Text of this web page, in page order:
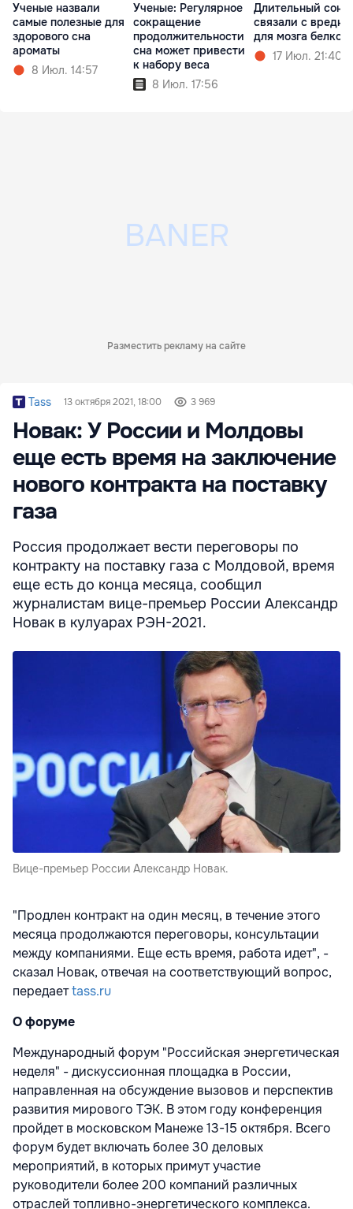
Ученые назвали
самые полезные для
здорового сна
ароматы
8 Июл. 14:57
Ученые: Регулярное
сокращение
продолжительности
сна может привести
к набору веса
8 Июл. 17:56
Длительный сон
связали с
для мозга белком
17 Июл. 21:40
Разместить рекламу на сайте
Tass 13 октября 2021, 18:00 3 969
Новак: У России и Молдовы
еще есть время на заключение
нового контракта на поставку
газа
Россия продолжает вести переговоры по
контракту на поставку газа с Молдовой, время
еще есть до конца месяца, сообщил
журналистам вице-премьер России Александр
Новак в кулуарах РЭН-2021.
Вице-премьер России Александр Новак.
"Продлен контракт на один месяц, в течение этого
месяца продолжаются переговоры, консультации
между компаниями. Еще есть время, работа идет", -
сказал Новак, отвечая на соответствующий вопрос,
передаетtass.ru
О форуме
Международный форум "Российская энергетическая
неделя" - дискуссионная площадка в России,
направленная на обсуждение вызовов и перспектив
развития мирового ТЭК. В этом году конференция
пройдет в московском Манеже 13-15 октября. Всего
форум будет включать более 30 деловых
мероприятий, в которых примут участие
руководители более 200 компаний различных
отраслей топливно-энергетического комплекса.